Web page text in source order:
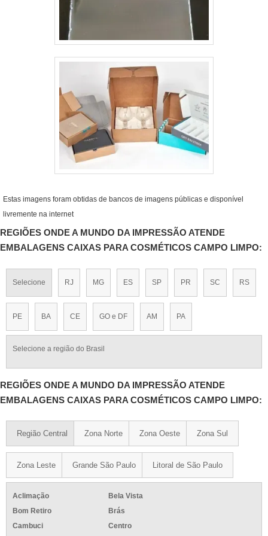
Estas imagens foram obtidas de bancos de imagens públicas e disponível
livremente na internet
REGIÕES ONDE A MUNDO DA IMPRESSÃO ATENDE
EMBALAGENS CAIXAS PARA COSMÉTICOS CAMPO LIMPO:
Selecione RJ MG ES SP PR SC RS
PE BA CE GO e DF AM PA
Selecione a região do Brasil
REGIÕES ONDE A MUNDO DA IMPRESSÃO ATENDE
EMBALAGENS CAIXAS PARA COSMÉTICOS CAMPO LIMPO:
Região Central Zona Norte Zona Oeste Zona Sul
Zona Leste Grande São Paulo Litoral de São Paulo
Aclimação
Bela Vista
Bom Retiro
Brás
Cambuci
Centro